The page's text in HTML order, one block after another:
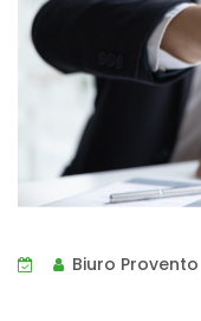
Biuro Provento